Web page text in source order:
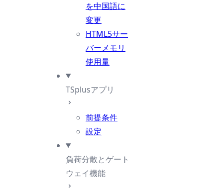
を中国語に
変更
HTML5サー
バーメモリ
使用量
TSplusアプリ
前提条件
設定
負荷分散とゲート
ウェイ機能